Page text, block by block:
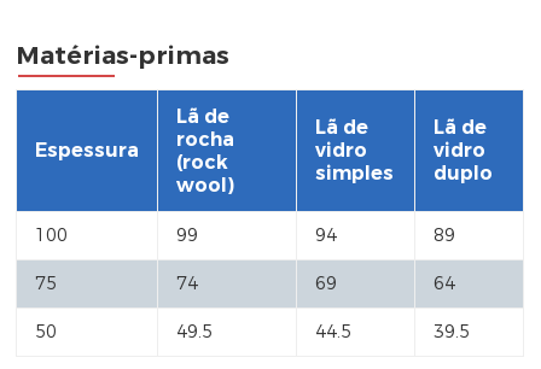
Matérias-primas
Espessura
Lã de
rocha
(rock
wool)
Lã de
vidro
simples
Lã de
vidro
duplo
100 99 94 89
75 74 69 64
50 49.5 44.5 39.5